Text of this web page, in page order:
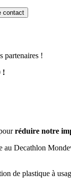
contact
partenaires !
!
réduire notre
Decathlon
de plastique à